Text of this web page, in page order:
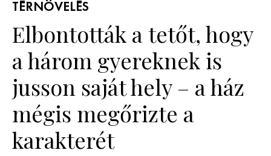
SZOBÁK
Konyha
Fürdőszoba
Nappali
Hálószoba
ÖTLETEK
SZÉP TEREK
Szállodák és vendégházak
TÉRNÖVELÉS
Elbontották a tetőt, hogy
a három gyereknek is
jusson saját hely – a ház
mégis megőrizte a
karakterét